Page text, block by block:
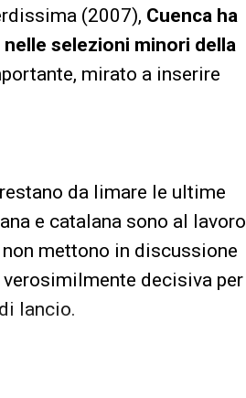
(2007), Cuenca ha
selezioni minori della
mirato a inserire
da limare le ultime
e catalana sono al lavoro
mettono in discussione
verosimilmente decisiva per
lancio.